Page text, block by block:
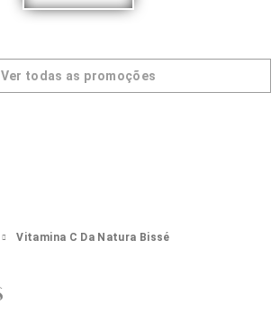
Ver todas as promoções
Vitamina C Da Natura Bissé